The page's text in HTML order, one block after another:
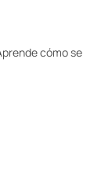
cómo se